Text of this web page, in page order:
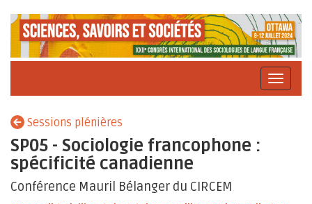
Sessions plénières
SP05 - Sociologie francophone :
spécificité canadienne
Conférence Mauril Bélanger du CIRCEM